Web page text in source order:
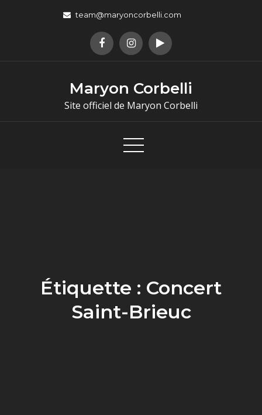
team@maryoncorbelli.com
Maryon Corbelli
Site officiel de Maryon Corbelli
Étiquette : Concert
Saint-Brieuc